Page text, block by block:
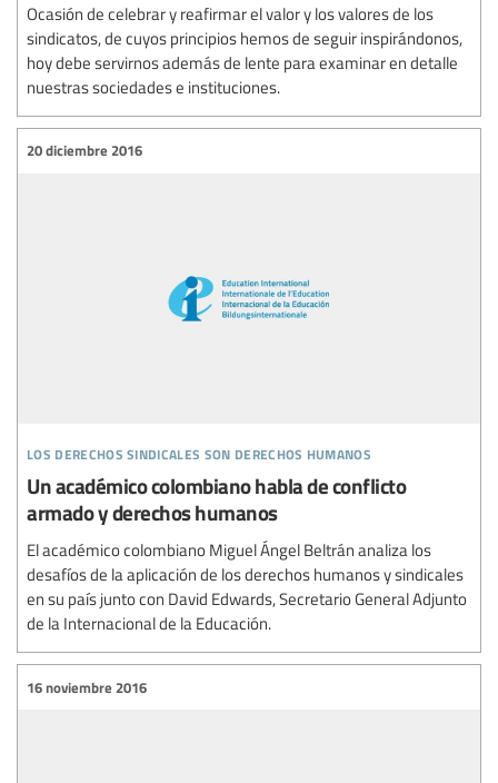
Ocasión de celebrar y reafirmar el valor y los valores de los
sindicatos, de cuyos principios hemos de seguir inspirándonos,
hoy debe servirnos además de lente para examinar en detalle
nuestras sociedades e instituciones.
los derechos sindicales son derechos humanos
20 diciembre 2016
Un académico colombiano habla de conflicto
armado y derechos humanos
El académico colombiano Miguel Ángel Beltrán analiza los
desafíos de la aplicación de los derechos humanos y sindicales
en su país junto con David Edwards, Secretario General Adjunto
de la Internacional de la Educación.
16 noviembre 2016